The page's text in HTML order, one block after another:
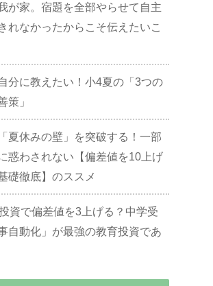
が家。宿題を全部やらせて自主
れなかったからこそ伝えたいこ
分に教えたい！小4夏の「3つの
策」
夏休みの壁」を突破する！一部
惑わされない【偏差値を10上げ
礎徹底】のススメ
資で偏差値を3上げる？中学受
自動化」が最強の教育投資であ